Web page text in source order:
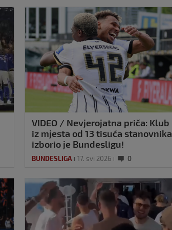
VIDEO / Nevjerojatna priča: Klub
iz mjesta od 13 tisuća stanovnika
izborio je Bundesligu!
BUNDESLIGA 17. svi 2026 0